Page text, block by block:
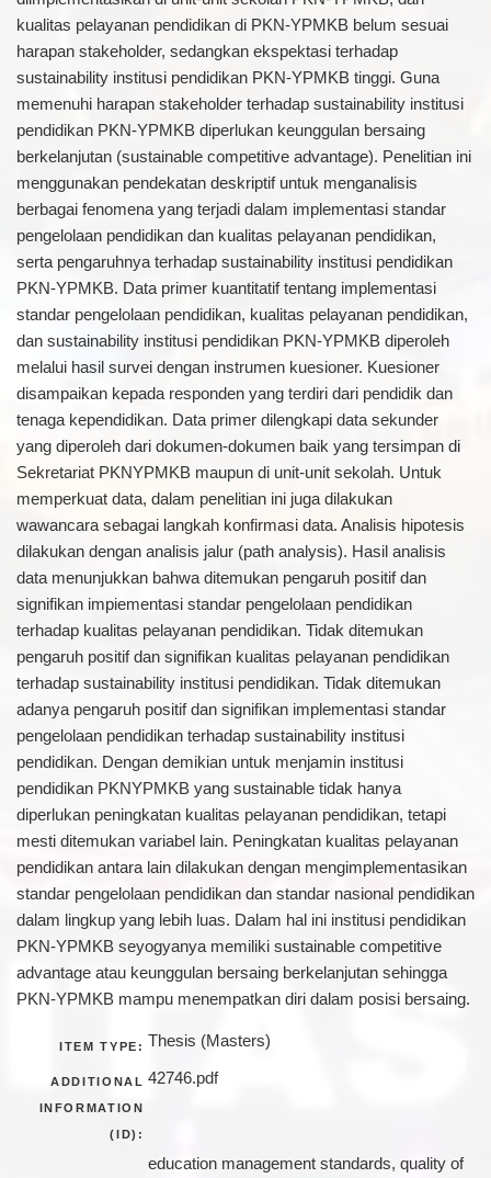
kualitas pelayanan pendidikan di PKN-YPMKB belum sesuai
harapan stakeholder, sedangkan ekspektasi terhadap
sustainability institusi pendidikan PKN-YPMKB tinggi. Guna
memenuhi harapan stakeholder terhadap sustainability institusi
pendidikan PKN-YPMKB diperlukan keunggulan bersaing
berkelanjutan (sustainable competitive advantage). Penelitian ini
menggunakan pendekatan deskriptif untuk menganalisis
berbagai fenomena yang terjadi dalam implementasi standar
pengelolaan pendidikan dan kualitas pelayanan pendidikan,
serta pengaruhnya terhadap sustainability institusi pendidikan
PKN-YPMKB. Data primer kuantitatif tentang implementasi
standar pengelolaan pendidikan, kualitas pelayanan pendidikan,
dan sustainability institusi pendidikan PKN-YPMKB diperoleh
melalui hasil survei dengan instrumen kuesioner. Kuesioner
disampaikan kepada responden yang terdiri dari pendidik dan
tenaga kependidikan. Data primer dilengkapi data sekunder
yang diperoleh dari dokumen-dokumen baik yang tersimpan di
Sekretariat PKNYPMKB maupun di unit-unit sekolah. Untuk
memperkuat data, dalam penelitian ini juga dilakukan
wawancara sebagai langkah konfirmasi data. Analisis hipotesis
dilakukan dengan analisis jalur (path analysis). Hasil analisis
data menunjukkan bahwa ditemukan pengaruh positif dan
signifikan impiementasi standar pengelolaan pendidikan
terhadap kualitas pelayanan pendidikan. Tidak ditemukan
pengaruh positif dan signifikan kualitas pelayanan pendidikan
terhadap sustainability institusi pendidikan. Tidak ditemukan
adanya pengaruh positif dan signifikan implementasi standar
pengelolaan pendidikan terhadap sustainability institusi
pendidikan. Dengan demikian untuk menjamin institusi
pendidikan PKNYPMKB yang sustainable tidak hanya
diperlukan peningkatan kualitas pelayanan pendidikan, tetapi
mesti ditemukan variabel lain. Peningkatan kualitas pelayanan
pendidikan antara lain dilakukan dengan mengimplementasikan
standar pengelolaan pendidikan dan standar nasional pendidikan
dalam lingkup yang lebih luas. Dalam hal ini institusi pendidikan
PKN-YPMKB seyogyanya memiliki sustainable competitive
advantage atau keunggulan bersaing berkelanjutan sehingga
PKN-YPMKB mampu menempatkan diri dalam posisi bersaing.
ITEM TYPE: Thesis (Masters)
ADDITIONAL
INFORMATION
(ID):
42746.pdf
education management standards, quality of